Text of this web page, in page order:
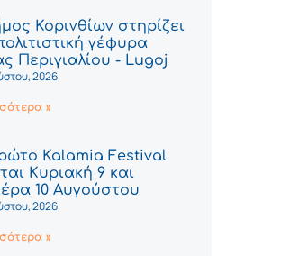
Κορινθίων στηρίζει
γέφυρα
Περιγιαλίου - Lugoj
2026
»
Kalamia Festival
Κυριακή 9 και
10 Αυγούστου
2026
»